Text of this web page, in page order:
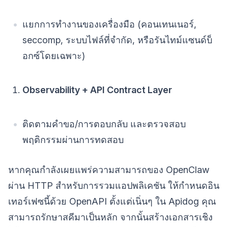
แยกการทำงานของเครื่องมือ (คอนเทนเนอร์,
seccomp, ระบบไฟล์ที่จำกัด, หรือรันไทม์แซนด์บ็
อกซ์โดยเฉพาะ)
Observability + API Contract Layer
ติดตามคำขอ/การตอบกลับ และตรวจสอบ
พฤติกรรมผ่านการทดสอบ
หากคุณกำลังเผยแพร่ความสามารถของ OpenClaw
ผ่าน HTTP สำหรับการรวมแอปพลิเคชัน ให้กำหนดอิน
เทอร์เฟซนี้ด้วย OpenAPI ตั้งแต่เนิ่นๆ ใน Apidog คุณ
สามารถรักษาสคีมาเป็นหลัก จากนั้นสร้างเอกสารเชิง